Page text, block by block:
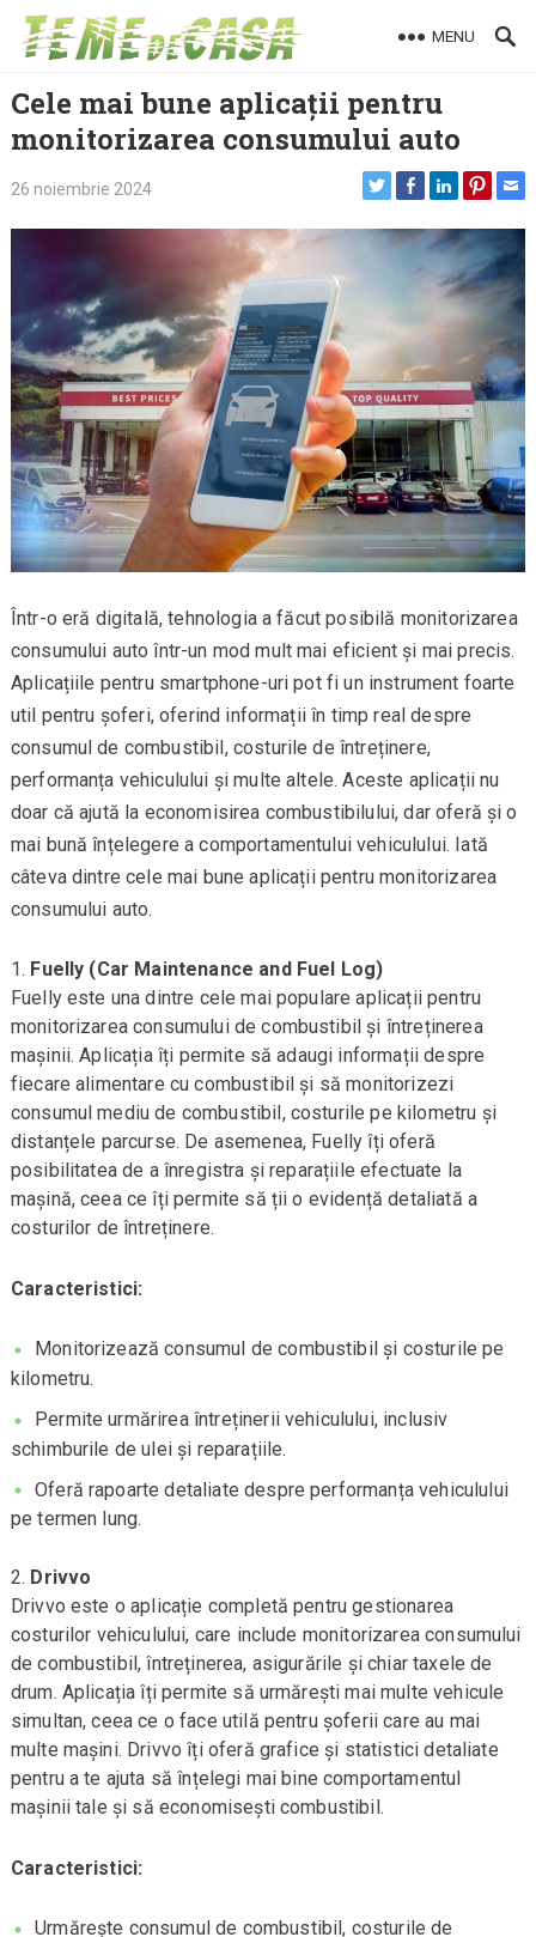
Skip
MENU
Cele mai bune aplicații pentru
monitorizarea consumului auto
26 noiembrie 2024
Într-o eră digitală, tehnologia a făcut posibilă monitorizarea
consumului auto într-un mod mult mai eficient și mai precis.
Aplicațiile pentru smartphone-uri pot fi un instrument foarte
util pentru șoferi, oferind informații în timp real despre
consumul de combustibil, costurile de întreținere,
performanța vehiculului și multe altele. Aceste aplicații nu
doar că ajută la economisirea combustibilului, dar oferă și o
mai bună înțelegere a comportamentului vehiculului. Iată
câteva dintre cele mai bune aplicații pentru monitorizarea
consumului auto.
Fuelly (Car Maintenance and Fuel Log)
Fuelly este una dintre cele mai populare aplicații pentru
monitorizarea consumului de combustibil și întreținerea
mașinii. Aplicația îți permite să adaugi informații despre
fiecare alimentare cu combustibil și să monitorizezi
consumul mediu de combustibil, costurile pe kilometru și
distanțele parcurse. De asemenea, Fuelly îți oferă
posibilitatea de a înregistra și reparațiile efectuate la
mașină, ceea ce îți permite să ții o evidență detaliată a
costurilor de întreținere.
Caracteristici:
Monitorizează consumul de combustibil și costurile pe
kilometru.
Permite urmărirea întreținerii vehiculului, inclusiv
schimburile de ulei și reparațiile.
Oferă rapoarte detaliate despre performanța vehiculului
pe termen lung.
Drivvo
Drivvo este o aplicație completă pentru gestionarea
costurilor vehiculului, care include monitorizarea consumului
de combustibil, întreținerea, asigurările și chiar taxele de
drum. Aplicația îți permite să urmărești mai multe vehicule
simultan, ceea ce o face utilă pentru șoferii care au mai
multe mașini. Drivvo îți oferă grafice și statistici detaliate
pentru a te ajuta să înțelegi mai bine comportamentul
mașinii tale și să economisești combustibil.
Caracteristici:
Urmărește consumul de combustibil, costurile de